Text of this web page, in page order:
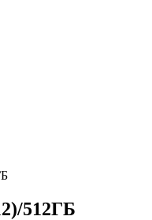
512ГБ